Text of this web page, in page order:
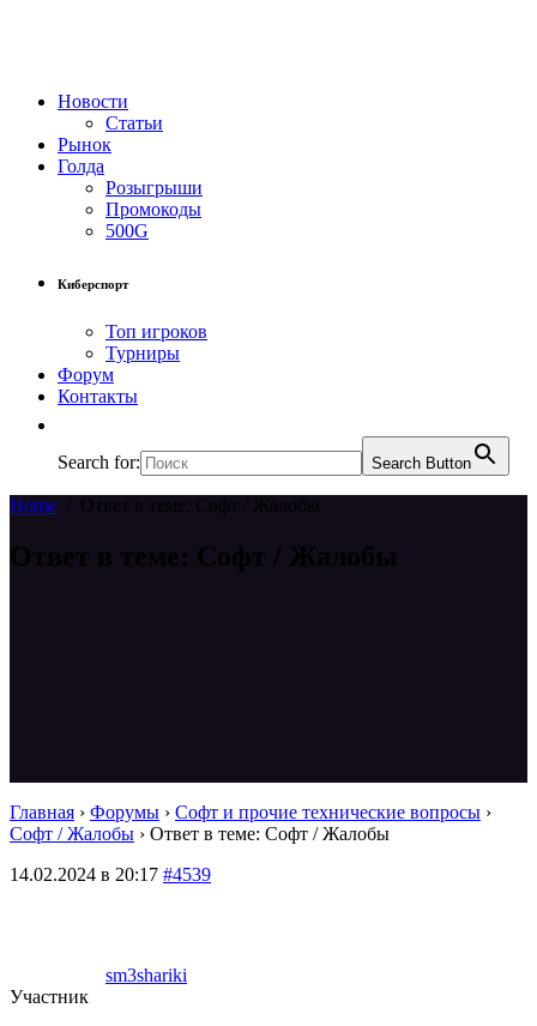
Новости
Статьи
Рынок
Голда
Розыгрыши
Промокоды
500G
Киберспорт
Топ игроков
Турниры
Форум
Контакты
Search for: Search Button
Home Ответ в теме: Софт / Жалобы
Ответ в теме: Софт / Жалобы
Главная › Форумы › Софт и прочие технические вопросы ›
Софт / Жалобы › Ответ в теме: Софт / Жалобы
14.02.2024 в 20:17 #4539
sm3shariki
Участник